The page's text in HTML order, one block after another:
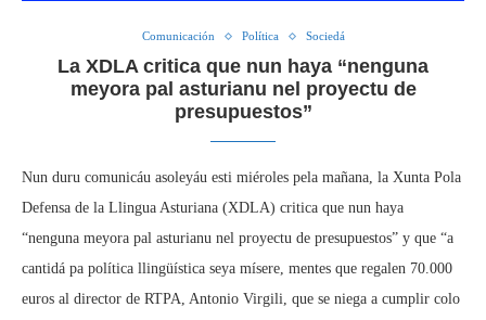
Comunicación Política Sociedá
La XDLA critica que nun haya “nenguna
meyora pal asturianu nel proyectu de
presupuestos”
Nun duru comunicáu asoleyáu esti miéroles pela mañana, la Xunta Pola
Defensa de la Llingua Asturiana (XDLA) critica que nun haya
“nenguna meyora pal asturianu nel proyectu de presupuestos” y que “a
cantidá pa política llingüística seya mísere, mentes que regalen 70.000
euros al director de RTPA, Antonio Virgili, que se niega a cumplir colo